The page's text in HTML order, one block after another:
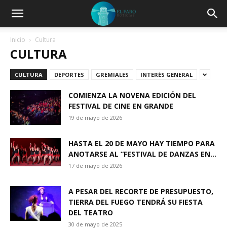
Inicio Cultura
CULTURA
CULTURA DEPORTES GREMIALES INTERÉS GENERAL
COMIENZA LA NOVENA EDICIÓN DEL
FESTIVAL DE CINE EN GRANDE
19 de mayo de 2026
HASTA EL 20 DE MAYO HAY TIEMPO PARA
ANOTARSE AL “FESTIVAL DE DANZAS EN...
17 de mayo de 2026
A PESAR DEL RECORTE DE PRESUPUESTO,
TIERRA DEL FUEGO TENDRÁ SU FIESTA
DEL TEATRO
30 de mayo de 2025